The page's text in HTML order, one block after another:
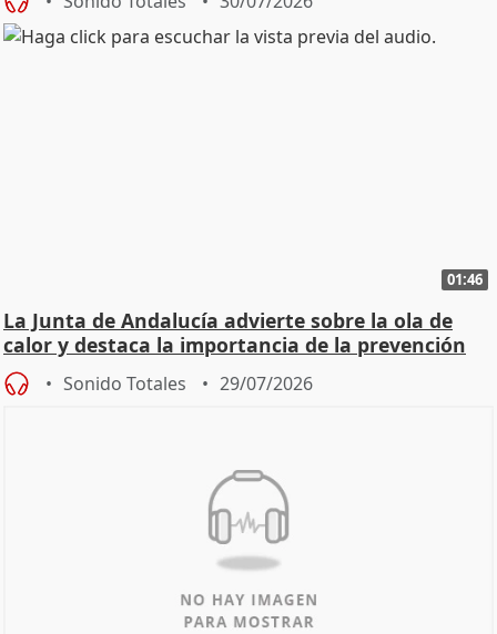
01:46
La Junta de Andalucía advierte sobre la ola de
calor y destaca la importancia de la prevención
Sonido Totales 29/07/2026